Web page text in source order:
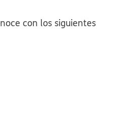
con los siguientes